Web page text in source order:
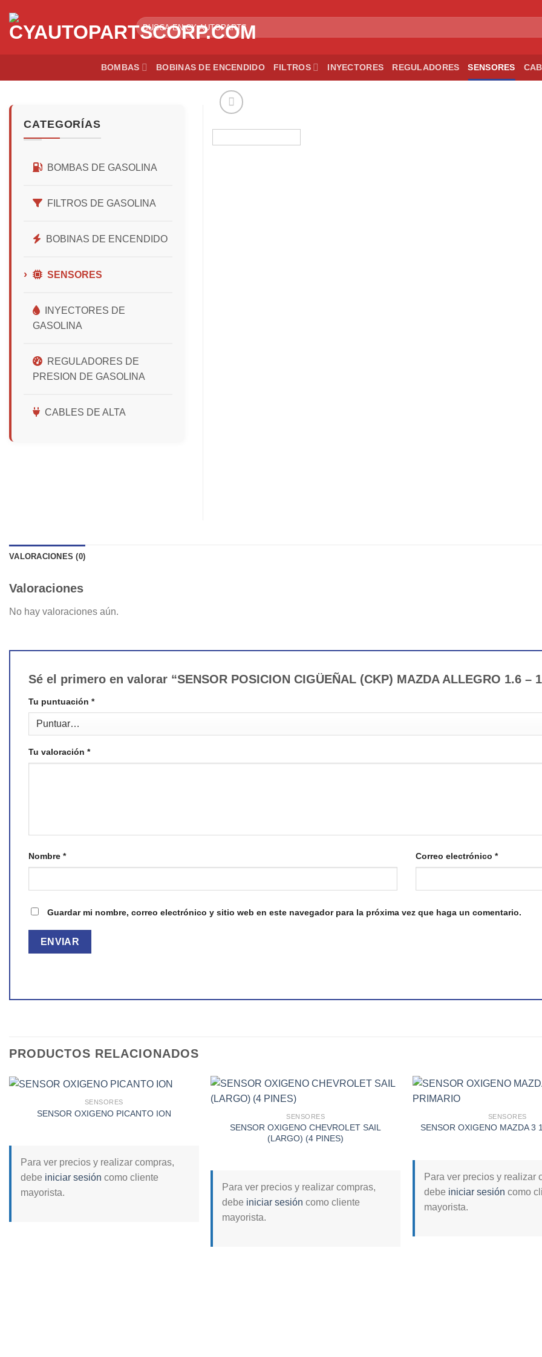
content
Buscar
por:
BOMBAS BOBINAS DE ENCENDIDO FILTROS INYECTORES REGULADORES SENSORES
CATEGORÍAS
BOMBAS DE GASOLINA
FILTROS DE GASOLINA
BOBINAS DE ENCENDIDO
SENSORES
INYECTORES DE
GASOLINA
REGULADORES DE
PRESION DE GASOLINA
CABLES DE ALTA
VALORACIONES (0)
Valoraciones
No hay valoraciones aún.
Sé el primero en valorar “SENSOR POSICION CIGÜEÑAL (CKP) MAZDA ALLEGRO 1.6 –
Tu puntuación *
Tu valoración *
Nombre * Correo electrónico *
Guardar mi nombre, correo electrónico y sitio web en este navegador para la próxima vez que haga un comentario.
PRODUCTOS RELACIONADOS
SENSORES
SENSOR OXIGENO PICANTO ION
Para ver precios y realizar compras,
debe iniciar sesión como cliente
mayorista.
Add to
SENSORES
SENSOR OXIGENO CHEVROLET SAIL
(LARGO) (4 PINES)
Para ver precios y realizar compras,
debe iniciar sesión como cliente
mayorista.
SENSORES
SENSOR OXIGENO MAZDA 3
Para ver precios y realizar
debe iniciar sesión como
mayorista.